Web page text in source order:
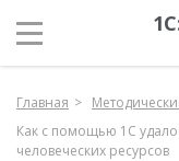
Главная
Как с помощью 1С
человеческих ресурсов